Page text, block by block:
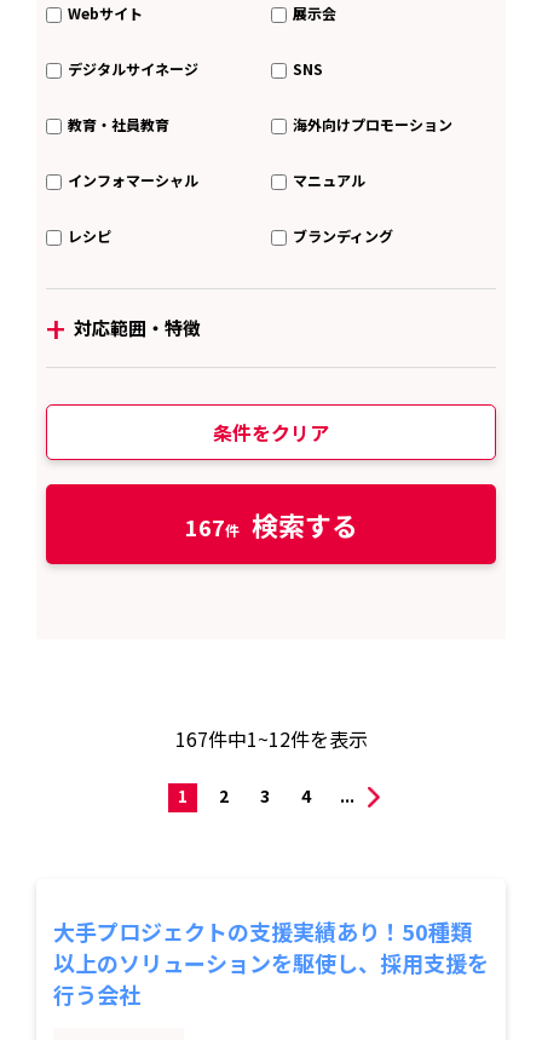
Webサイト 展示会
デジタルサイネージ SNS
教育・社員教育 海外向けプロモーション
インフォマーシャル マニュアル
レシピ ブランディング
+ 対応範囲・特徴
条件をクリア
167 検索する
167件中1~12件を表示
1 2 3 4 ...
大手プロジェクトの支援実績あり！50種類
以上のソリューションを駆使し、採用支援を
行う会社